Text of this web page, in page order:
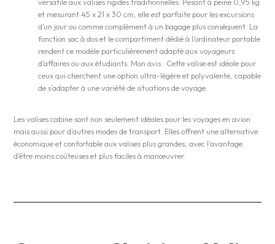
versatile aux valises rigides traditionnelles. Pesant à peine 0,95 kg
et mesurant 45 x 21 x 30 cm, elle est parfaite pour les excursions
d’un jour ou comme complément à un bagage plus conséquent. La
fonction sac à dos et le compartiment dédié à l’ordinateur portable
rendent ce modèle particulièrement adapté aux voyageurs
d’affaires ou aux étudiants. Mon avis : Cette valise est idéale pour
ceux qui cherchent une option ultra-légère et polyvalente, capable
de s’adapter à une variété de situations de voyage.
Les valises cabine sont non seulement idéales pour les voyages en avion
mais aussi pour d’autres modes de transport. Elles offrent une alternative
économique et confortable aux valises plus grandes, avec l’avantage
d’être moins coûteuses et plus faciles à manœuvrer​​.